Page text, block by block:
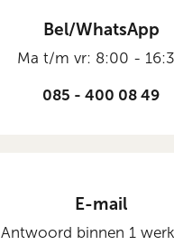
Bel/WhatsApp
Ma t/m vr: 8:00 -
085 - 400 08 49
E-mail
Antwoord binnen 1